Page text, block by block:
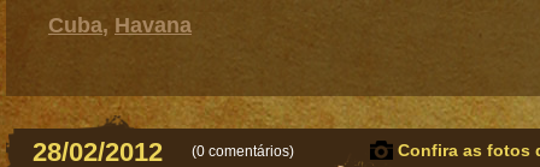
Cuba, Havana
28/02/2012 (0 comentários) Confira as fotos